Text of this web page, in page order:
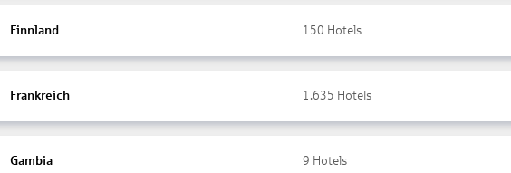
Finnland 150 Hotels
Frankreich 1.635 Hotels
Gambia 9 Hotels